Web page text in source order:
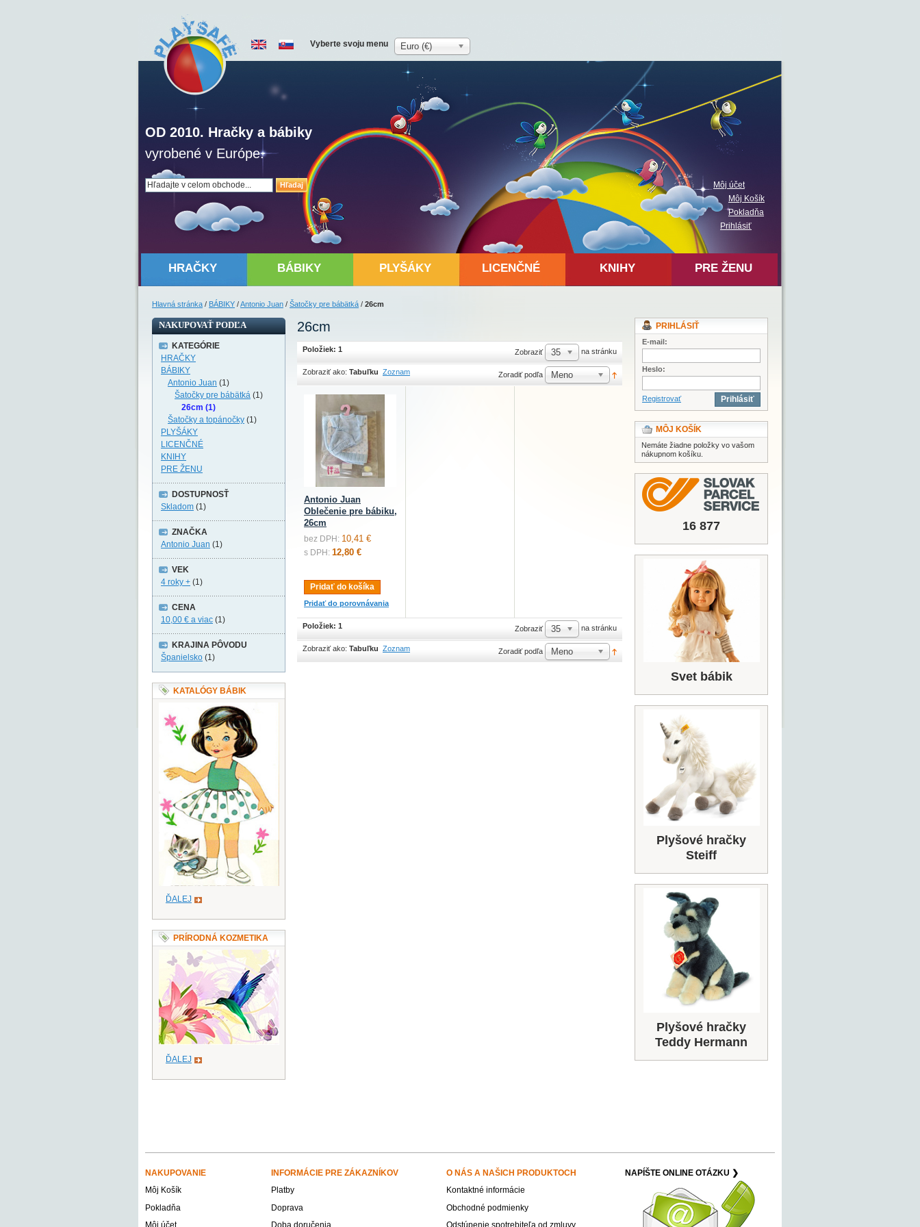
Hľadaj
OD 2010. Hračky a bábiky
vyrobené v Európe.
Môj účet
Môj Košík
Pokladňa
Prihlásiť
Vyberte svoju menu Euro (€)
HRAČKY BÁBIKY PLYŠÁKY LICENČNÉ KNIHY PRE ŽENU
Hlavná stránka / BÁBIKY /Antonio Juan / Šatočky pre bábätká / 26cm
26cm
Položiek: 1 Zobraziť 35 na stránku
Zobraziť ako: Tabuľku Zoznam Zoradiť podľa Meno
Antonio Juan
Oblečenie pre bábiku,
26cm
bez DPH: 10,41 €
s DPH: 12,80 €
Pridať do košíka
Pridať do porovnávania
Položiek: 1 Zobraziť 35 na stránku
Zobraziť ako: Tabuľku Zoznam Zoradiť podľa Meno
NAKUPOVAŤ PODĽA
KATEGÓRIE
HRAČKY
BÁBIKY
Antonio Juan (1)
Šatočky pre bábätká (1)
26cm (1)
Šatočky a topánočky (1)
PLYŠÁKY
LICENČNÉ
KNIHY
PRE ŽENU
DOSTUPNOSŤ
Skladom (1)
ZNAČKA
Antonio Juan (1)
VEK
4 roky + (1)
CENA
10,00 € a viac (1)
KRAJINA PÔVODU
Španielsko (1)
KATALÓGY BÁBIK
ĎALEJ
PRÍRODNÁ KOZMETIKA
ĎALEJ
PRIHLÁSIŤ
E-mail:
Heslo:
Registrovať Prihlásiť
MÔJ KOŠÍK
Nemáte žiadne položky vo vašom
nákupnom košíku.
16 877
Svet bábik
Plyšové hračky
Steiff
Plyšové hračky
Teddy Hermann
NAKUPOVANIE INFORMÁCIE PRE ZÁKAZNÍKOV O NÁS A NAŠICH PRODUKTOCH
NAPÍŠTE ONLINE OTÁZKU ❯
Môj Košík
Platby
Kontaktné informácie
Pokladňa
Doprava
Obchodné podmienky
Môj účet
Doba doručenia Odstúpenie spotrebiteľa od zmluvy